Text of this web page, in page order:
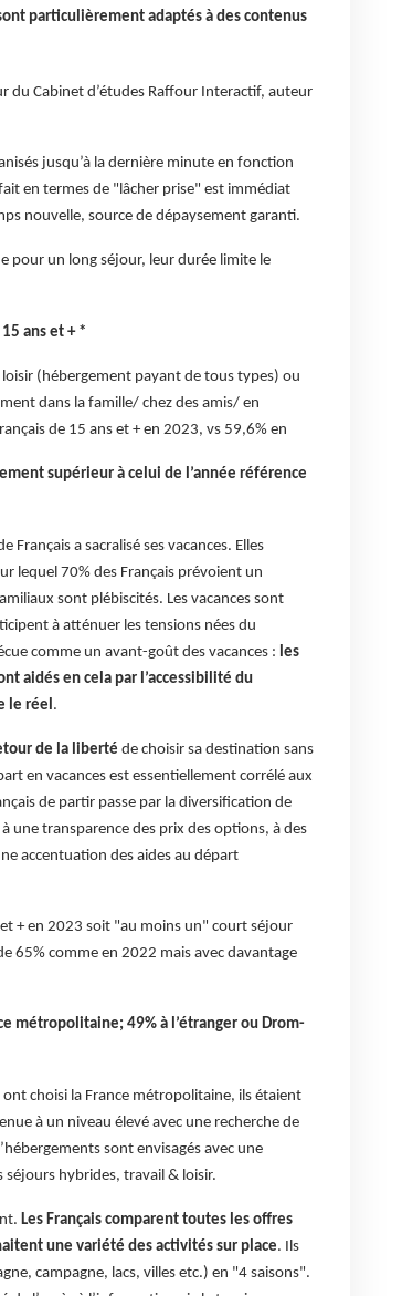
particulièrement adaptés à des contenus
du Cabinet d’études Raffour Interactif, auteur
jusqu’à la dernière minute en fonction
en termes de "lâcher prise" est immédiat
nouvelle, source de dépaysement garanti.
pour un long séjour, leur durée limite le
ans et + *
(hébergement payant de tous types) ou
dans la famille/ chez des amis/ en
de 15 ans et + en 2023, vs 59,6% en
supérieur à celui de l’année référence
a sacralisé ses vacances. Elles
lequel 70% des Français prévoient un
sont plébiscités. Les vacances sont
à atténuer les tensions nées du
comme un avant-goût des vacances : les
aidés en cela par l’accessibilité du
le réel .
de la liberté de choisir sa destination sans
en vacances est essentiellement corrélé aux
de partir passe par la diversification de
une transparence des prix des options, à des
accentuation des aides au départ
+ en 2023 soit "au moins un" court séjour
65% comme en 2022 mais avec davantage
métropolitaine; 49% à l’étranger ou Drom-
choisi la France métropolitaine, ils étaient
à un niveau élevé avec une recherche de
sont envisagés avec une
hybrides, travail & loisir.
Les Français comparent toutes les offres
une variété des activités sur place. Ils
campagne, lacs, villes etc.) en "4 saisons".